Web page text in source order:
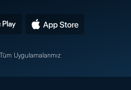
Tüm Uygulamalarımız